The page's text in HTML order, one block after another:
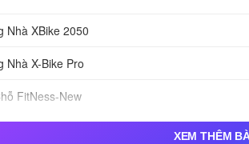
Nhà XBike 2050
Nhà X-Bike Pro
FitNess-New
XEM THÊM